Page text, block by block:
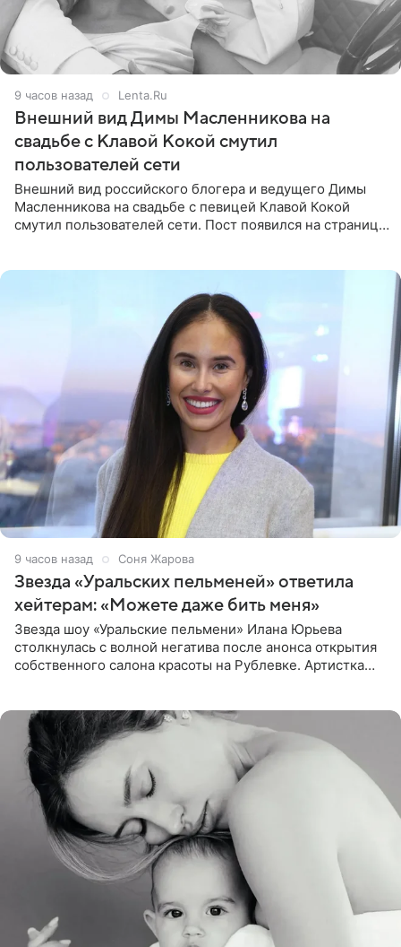
9 часов назад Lenta.Ru
Внешний вид Димы Масленникова на
свадьбе с Клавой Кокой смутил
пользователей сети
Внешний вид российского блогера и ведущего Димы
Масленникова на свадьбе с певицей Клавой Кокой
смутил пользователей сети. Пост появился на странице
9 часов назад Соня Жарова
Звезда «Уральских пельменей» ответила
хейтерам: «Можете даже бить меня»
Звезда шоу «Уральские пельмени» Илана Юрьева
столкнулась с волной негатива после анонса открытия
собственного салона красоты на Рублевке. Артистка